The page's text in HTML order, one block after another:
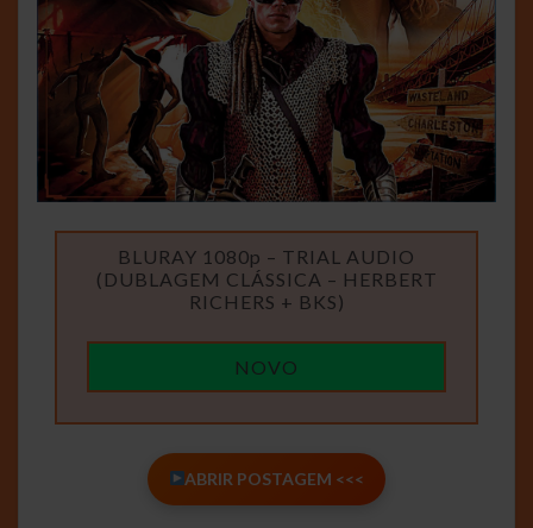
BLURAY 1080p – TRIAL AUDIO
(DUBLAGEM CLÁSSICA – HERBERT
RICHERS + BKS)
NOVO
ABRIR POSTAGEM <<<